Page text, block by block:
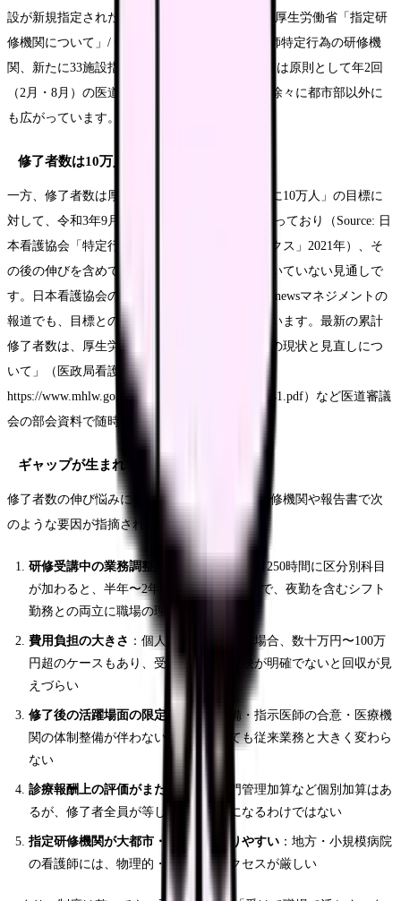
設が新規指定されたと公表しています（Source: 厚生労働省「指定研
修機関について」/ CBnewsマネジメント「看護師特定行為の研修機
関、新たに33施設指定」2026年3月13日）。指定は原則として年2回
（2月・8月）の医道審議会で審査されており、徐々に都市部以外に
も広がっています。
修了者数は10万人目標に届かない
一方、修了者数は厚労省が掲げた「2025年までに10万人」の目標に
対して、令和3年9月時点の累計4,393名にとどまっており（Source: 日
本看護協会「特定行為研修制度に関するトピックス」2021年）、そ
の後の伸びを含めても、目標水準には大きく届いていない見通しで
す。日本看護協会のWebメディアやm3.com、CBnewsマネジメントの
報道でも、目標との乖離が継続的に指摘されています。最新の累計
修了者数は、厚生労働省が「特定行為研修制度の現状と見直しにつ
いて」（医政局看護課資料、
https://www.mhlw.go.jp/content/10800000/001526841.pdf）など医道審議
会の部会資料で随時公表しています。
ギャップが生まれている理由
修了者数の伸び悩みについては、複数の指定研修機関や報告書で次
のような要因が指摘されています。
研修受講中の業務調整が難しい：共通科目250時間に区分別科目
が加わると、半年〜2年の研修期間が必要で、夜勤を含むシフト
勤務との両立に職場の理解が必要
費用負担の大きさ ：個人負担で受講する場合、数十万円〜100万
円超のケースもあり、受講後の給与反映が明確でないと回収が見
えづらい
修了後の活躍場面の限定
：手順書整備・指示医師の合意・医療機
関の体制整備が伴わないと、修了しても従来業務と大きく変わら
ない
診療報酬上の評価がまだ部分的 ：専門管理加算など個別加算はあ
るが、修了者全員が等しく算定対象になるわけではない
指定研修機関が大都市・大病院に偏りやすい ：地方・小規模病院
の看護師には、物理的・経済的にアクセスが厳しい